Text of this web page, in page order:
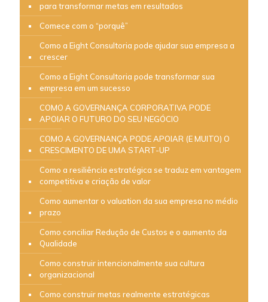
para transformar metas em resultados
Comece com o “porquê”
Como a Eight Consultoria pode ajudar sua empresa a
crescer
Como a Eight Consultoria pode transformar sua
empresa em um sucesso
COMO A GOVERNANÇA CORPORATIVA PODE
APOIAR O FUTURO DO SEU NEGÓCIO
COMO A GOVERNANÇA PODE APOIAR (E MUITO) O
CRESCIMENTO DE UMA START-UP
Como a resiliência estratégica se traduz em vantagem
competitiva e criação de valor
Como aumentar o valuation da sua empresa no médio
prazo
Como conciliar Redução de Custos e o aumento da
Qualidade
Como construir intencionalmente sua cultura
organizacional
Como construir metas realmente estratégicas